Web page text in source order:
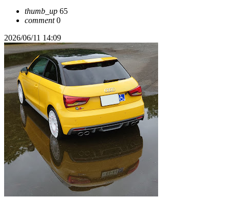
thumb_up 65
comment0
2026/06/11 14:09